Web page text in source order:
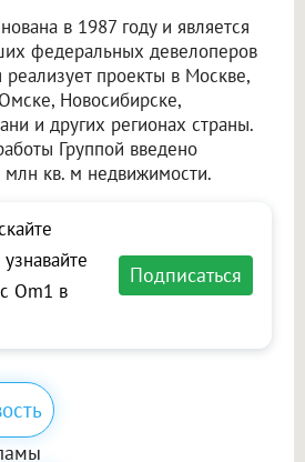
в 1987 году и является
федеральных девелоперов
проекты в Москве,
Новосибирске,
и других регионах страны.
Группой введено
млн кв. м недвижимости.
Om1 в
Подписаться